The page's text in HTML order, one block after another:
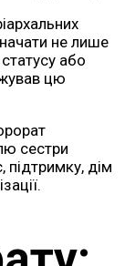
не лише
або
цю
сестри
підтримку, дім